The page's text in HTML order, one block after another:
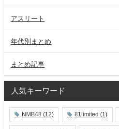
アスリート
年代別まとめ
まとめ記事
人気キーワード
NMB48 (12) 81limited (1)